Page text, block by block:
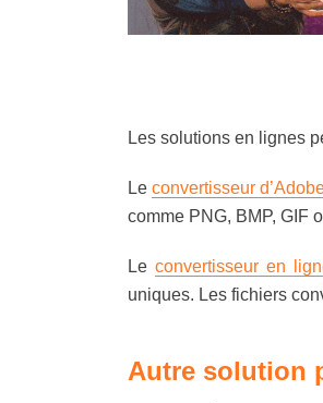
Les solutions en lignes
Le convertisseur
comme PNG, BMP, GIF
Leconvertisseur en
uniques. Les fichiers
Autre solution